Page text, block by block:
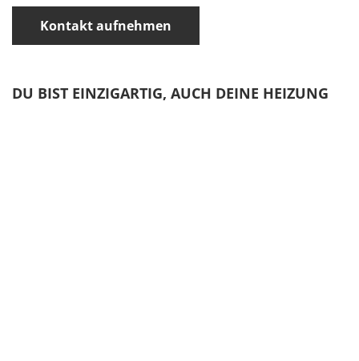
Kontakt aufnehmen
DU BIST EINZIGARTIG, AUCH DEINE HEIZUNG